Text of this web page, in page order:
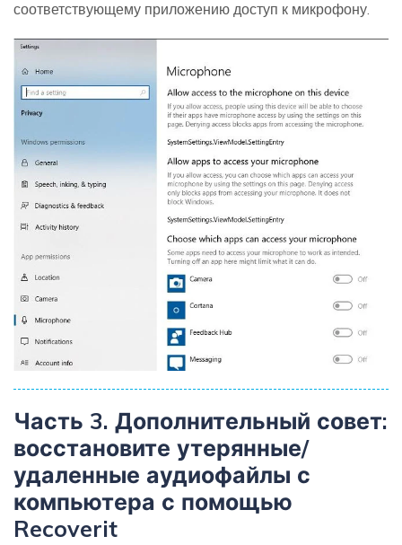
соответствующему приложению доступ к микрофону.
Часть 3. Дополнительный совет:
восстановите утерянные/
удаленные аудиофайлы с
компьютера с помощью
Recoverit